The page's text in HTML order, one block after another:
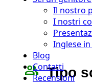
Il nostro
I nostri
Inglese
Blog
Contatti
Recensioni
people_outline Tipo